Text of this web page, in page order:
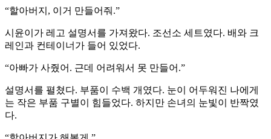
“할아버지, 이거 만들어줘.”
시윤이가 레고 설명서를 가져왔다. 조선소 세트였다. 배와 크
레인과 컨테이너가 들어 있었다.
“아빠가 사줬어. 근데 어려워서 못 만들어.”
설명서를 펼쳤다. 부품이 수백 개였다. 눈이 어두워진 나에게
는 작은 부품 구별이 힘들었다. 하지만 손녀의 눈빛이 반짝였
다.